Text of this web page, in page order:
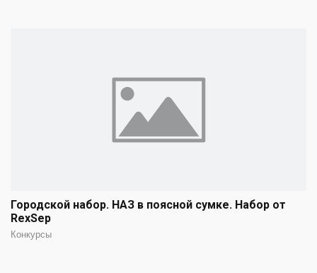
Городской набор. НАЗ в поясной сумке. Набор от
RexSep
Конкурсы